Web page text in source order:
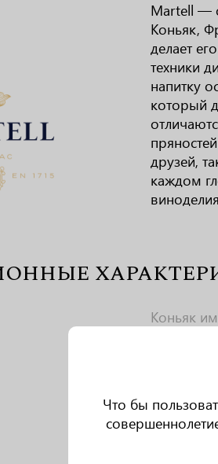
Что бы
Martell —
Коньяк,
делает
техники
напитку
который
друзей,
каждом
Коньяк
Вкус
нотами,
Аромат
легкими
тонкие